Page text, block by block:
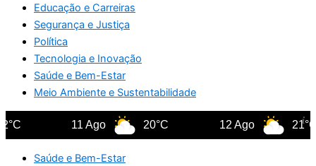
Educação e Carreiras
Segurança e Justiça
Política
Tecnologia e Inovação
Saúde e Bem-Estar
Meio Ambiente e Sustentabilidade
11 Ago 20°C 12 Ago 21°C
Saúde e Bem-Estar